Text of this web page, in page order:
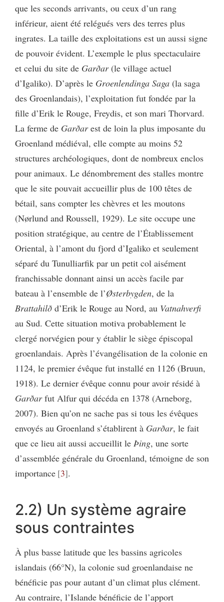
que les seconds arrivants, ou ceux d’un rang
inférieur, aient été relégués vers des terres plus
ingrates. La taille des exploitations est un aussi signe
de pouvoir évident. L’exemple le plus spectaculaire
et celui du site de Garðar(le village actuel
d’Igaliko). D’après le Groenlendinga Saga (la saga
des Groenlandais), l’exploitation fut fondée par la
fille d’Erik le Rouge, Freydis, et son mari Thorvard.
La ferme de Garðarest de loin la plus imposante du
Groenland médiéval, elle compte au moins 52
structures archéologiques, dont de nombreux enclos
pour animaux. Le dénombrement des stalles montre
que le site pouvait accueillir plus de 100 têtes de
bétail, sans compter les chèvres et les moutons
(Nørlund and Roussell, 1929). Le site occupe une
position stratégique, au centre de l’Établissement
Oriental, à l’amont du fjord d’Igaliko et seulement
séparé du Tunulliarfik par un petit col aisément
franchissable donnant ainsi un accès facile par
bateau à l’ensemble de l’Østerbygden, de la
Brattahilð d’Erik le Rouge au Nord, au Vatnahverfi
au Sud. Cette situation motiva probablement le
clergé norvégien pour y établir le siège épiscopal
groenlandais. Après l’évangélisation de la colonie en
1124, le premier évêque fut installé en 1126 (Bruun,
1918). Le dernier évêque connu pour avoir résidé à
Garðarfut Alfur qui décéda en 1378 (Arneborg,
2007). Bien qu’on ne sache pas si tous les évêques
envoyés au Groenland s’établirent à Garðar, le fait
que ce lieu ait aussi accueillit le Þing, une sorte
d’assemblée générale du Groenland, témoigne de son
importance 3 .
2.2) Un système agraire
sous contraintes
À plus basse latitude que les bassins agricoles
islandais (66°N), la colonie sud groenlandaise ne
bénéficie pas pour autant d’un climat plus clément.
Au contraire, l’Islande bénéficie de l’apport